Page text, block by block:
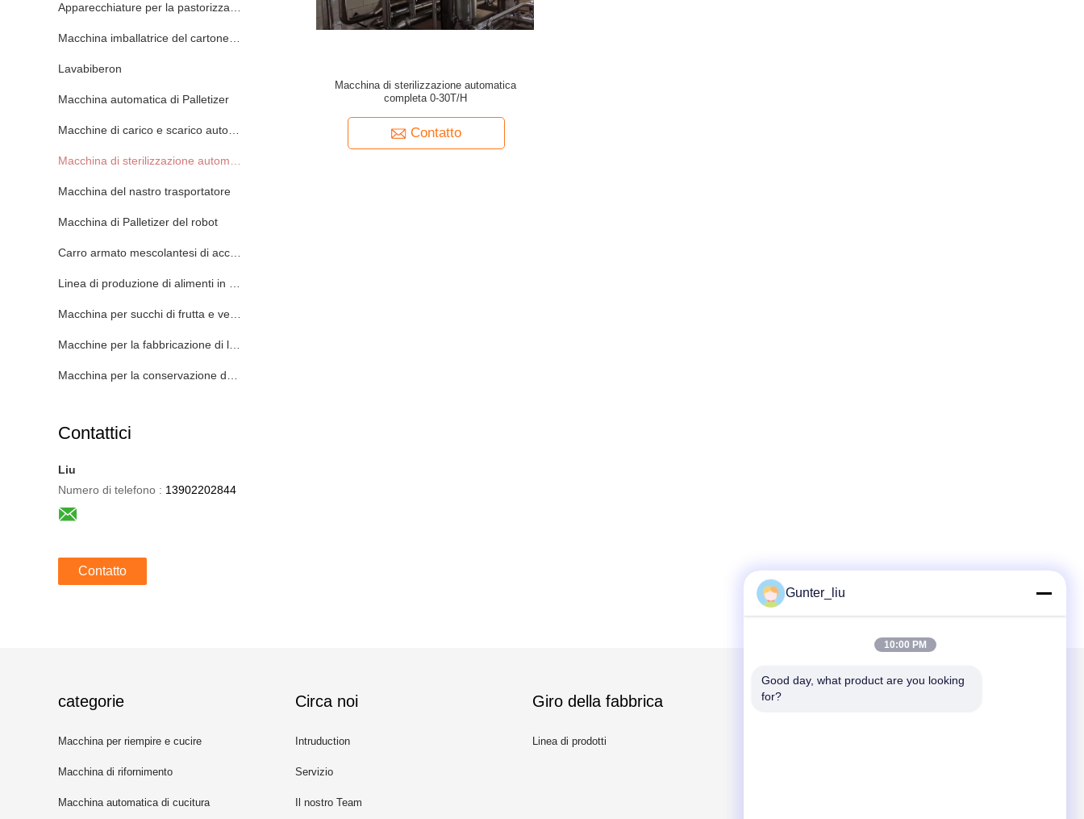
Apparecchiature per la pastorizzazione in galleria
Macchina imballatrice del cartone automatico
Lavabiberon
Macchina automatica di Palletizer
Macchine di carico e scarico automatiche
Macchina di sterilizzazione automatica
Macchina del nastro trasportatore
Macchina di Palletizer del robot
Carro armato mescolantesi di acciaio inossidabile
Linea di produzione di alimenti in scatola
Macchina per succhi di frutta e verdura
Macchine per la fabbricazione di lattine
Macchina per la conservazione della pasta di pomodoro
Contattici
Liu
Numero di telefono : 13902202844
Contatto
Macchina di sterilizzazione automatica
completa 0-30T/H
Contatto
categorie
Macchina per riempire e cucire
la lattina
Macchina di rifornimento
automatica della latta
Macchina automatica di cucitura
Circa noi
Intruduction
Servizio
Il nostro Team
Giro della fabbrica
Linea di prodotti
Scrivici
Gunter_liu
10:00 PM
Good day, what product are you looking
for?